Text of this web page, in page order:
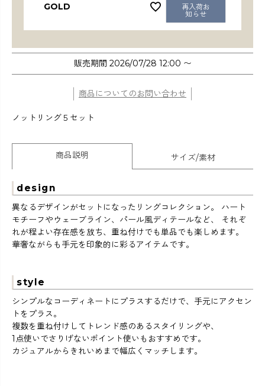
GOLD
再入荷お
知らせ
販売期間 2026/07/28 12:00 〜
商品についてのお問い合わせ
ノットリング５セット
商品説明 サイズ/素材
design
異なるデザインがセットになったリングコレクション。 ハート
モチーフやウェーブライン、パール風ディテールなど、 それぞ
れが程よい存在感を放ち、重ね付けでも単品でも楽しめます。
華奢ながらも手元を印象的に彩るアイテムです。
style
シンプルなコーディネートにプラスするだけで、手元にアクセン
トをプラス。
複数を重ね付けしてトレンド感のあるスタイリングや、
1点使いでさりげないポイント使いもおすすめです。
カジュアルからきれいめまで幅広くマッチします。